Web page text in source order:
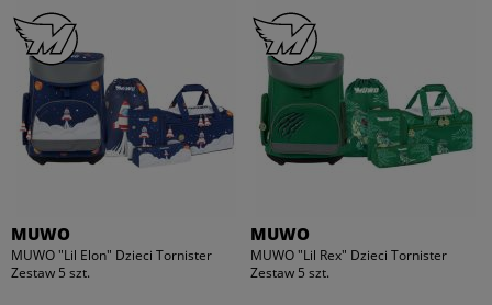
MUWO
MUWO "Lil Elon" Dzieci Tornister
Zestaw 5 szt.
MUWO
MUWO "Lil Rex" Dzieci Tornister
Zestaw 5 szt.